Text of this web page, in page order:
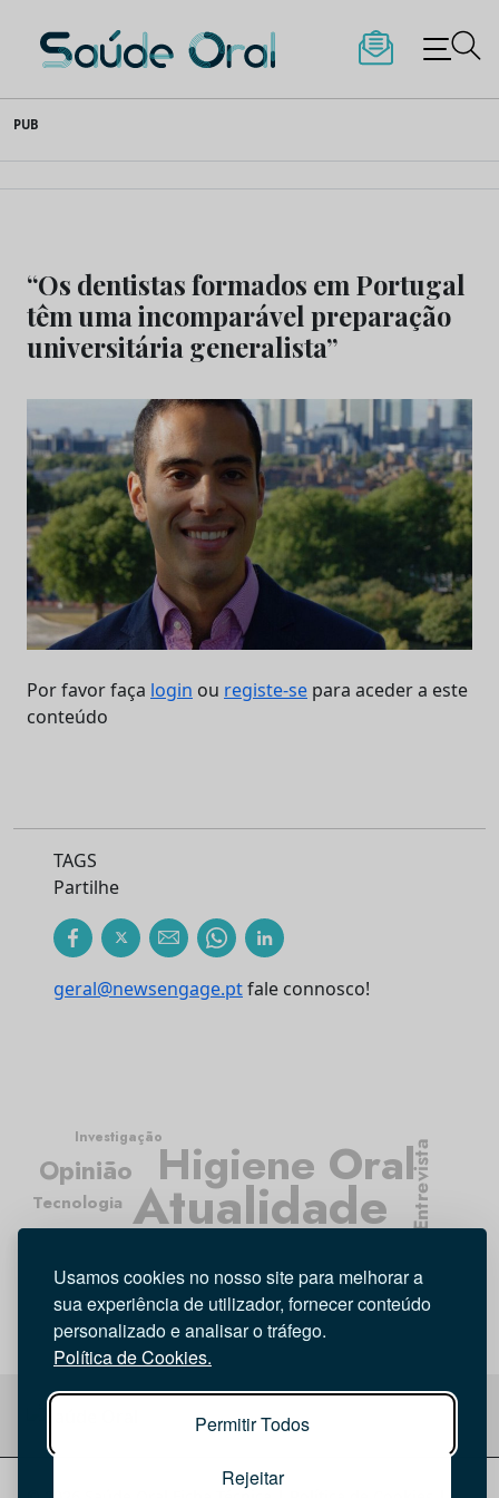
Usamos cookies no nosso site para melhorar a
sua experiência de utilizador, fornecer conteúdo
personalizado e analisar o tráfego.
Política de Cookies.
Permitir Todos
Rejeitar
to
content
Saúde Oral
PUB
“Os dentistas formados em Portugal
têm uma incomparável preparação
universitária generalista”
Por favor faça login ou registe-se para aceder a este
conteúdo
TAGS
Partilhe
geral@newsengage.ptfale connosco!
Atualidade
Médicos Dentistas
Higiene OralEntrevista
Opinião
Tecnologia
Investigação